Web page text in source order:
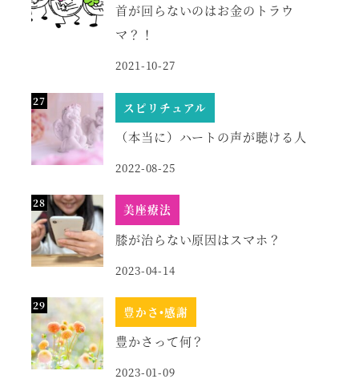
首が回らないのはお金のトラウ
マ？！
2021-10-27
スピリチュアル
（本当に）ハートの声が聴ける人
2022-08-25
美座療法
膝が治らない原因はスマホ？
2023-04-14
豊かさ•感謝
豊かさって何？
2023-01-09